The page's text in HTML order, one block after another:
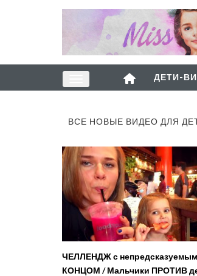
ДЕТИ-
ВСЕ НОВЫЕ ВИДЕО ДЛЯ
ЧЕЛЛЕНДЖ с непредсказуемым
КОНЦОМ / Мальчики ПРОТИВ